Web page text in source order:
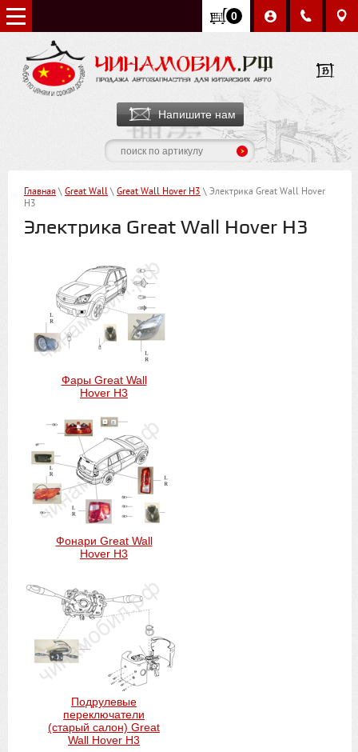
0
Напишите нам
Главная \ Great Wall \ Great Wall Hover H3 \ Электрика Great Wall Hover
H3
Электрика Great Wall Hover H3
Фары Great Wall
Hover H3
Фонари Great Wall
Hover H3
Подрулевые
переключатели
(старый салон) Great
Wall Hover H3